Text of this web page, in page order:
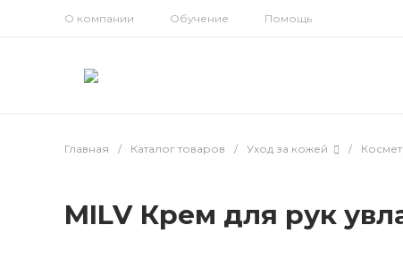
О компании Обучение Помощь
Главная / Каталог товаров / Уход за кожей /
MILV Крем для рук